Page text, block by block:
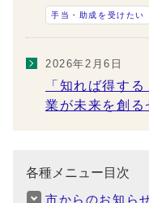
手当・助成を受けたい
2026年2月6日
「知れば得す
業が未来を創る
各種メニュー目次
市からのお知ら